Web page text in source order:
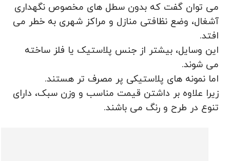
می توان گفت که بدون سطل های مخصوص نگهداری
آشغال، وضع نظافتی منازل و مراکز شهری به خطر می
افتد.
این وسایل، بیشتر از جنس پلاستیک یا فلز ساخته
می شوند.
اما نمونه های پلاستیکی پر مصرف تر هستند.
زیرا علاوه بر داشتن قیمت مناسب و وزن سبک، دارای
تنوع در طرح و رنگ می باشند.